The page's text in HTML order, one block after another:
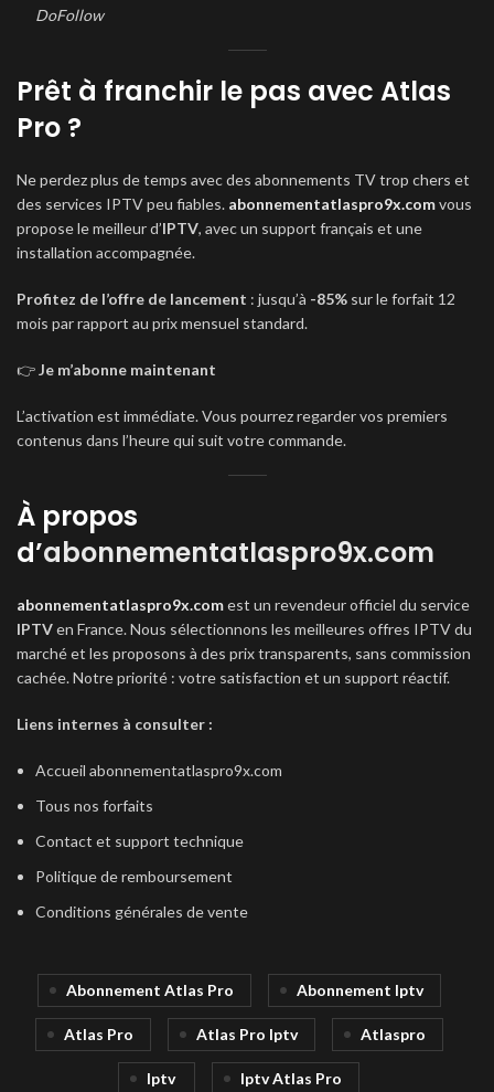
DoFollow
Prêt à franchir le pas avec Atlas
Pro ?
Ne perdez plus de temps avec des abonnements TV trop chers et
des services IPTV peu fiables. abonnementatlaspro9x.comvous
propose le meilleur d’IPTV, avec un support français et une
installation accompagnée.
Profitez de l’offre de lancement : jusqu’à -85% sur le forfait 12
mois par rapport au prix mensuel standard.
👉Je m’abonne maintenant
L’activation est immédiate. Vous pourrez regarder vos premiers
contenus dans l’heure qui suit votre commande.
À propos
d’abonnementatlaspro9x.com
abonnementatlaspro9x.comest un revendeur officiel du service
IPTVen France. Nous sélectionnons les meilleures offres IPTV du
marché et les proposons à des prix transparents, sans commission
cachée. Notre priorité : votre satisfaction et un support réactif.
Liens internes à consulter :
Accueil abonnementatlaspro9x.com
Tous nos forfaits
Contact et support technique
Politique de remboursement
Conditions générales de vente
Abonnement Atlas Pro Abonnement Iptv
Atlas Pro Atlas Pro Iptv Atlaspro
Iptv Iptv Atlas Pro